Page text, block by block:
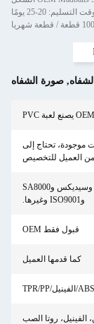
التسليم: 20-25 يومًا
, صورة الشفاه
موجودة، تحتاج إلى
العميل للتخصيص
ديزني ويونيفرسال وسيديكس وSA8000
وISO9001 وغيرها.
قبول فقط OEM
كما قدمها العميل
الفينيل، روتا الصب